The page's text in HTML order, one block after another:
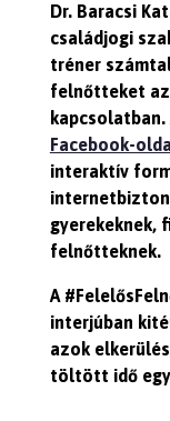
Dr. Baracsi
családjogi
tréner
felnőtteket
Facebook-
interaktív
gyerekeknek,
felnőtteknek.
A
interjúban
azok
töltött idő